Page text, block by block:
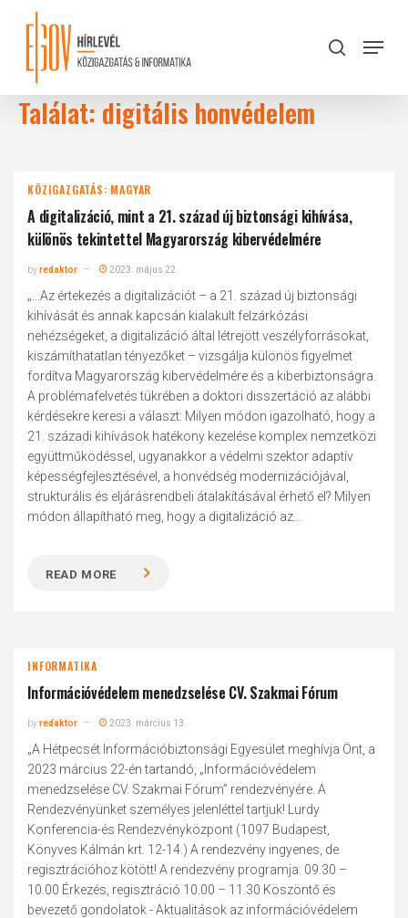
content
search
Menu
Találat: digitális honvédelem
KÖZIGAZGATÁS: MAGYAR
A digitalizáció, mint a 21. század új biztonsági kihívása,
különös tekintettel Magyarország kibervédelmére
byredaktor 2023. május 22.
„...Az értekezés a digitalizációt – a 21. század új biztonsági
kihívását és annak kapcsán kialakult felzárkózási
nehézségeket, a digitalizáció által létrejött veszélyforrásokat,
kiszámíthatatlan tényezőket – vizsgálja különös figyelmet
fordítva Magyarország kibervédelmére és a kiberbiztonságra.
A problémafelvetés tükrében a doktori disszertáció az alábbi
kérdésekre keresi a választ: Milyen módon igazolható, hogy a
21. századi kihívások hatékony kezelése komplex nemzetközi
együttműködéssel, ugyanakkor a védelmi szektor adaptív
képességfejlesztésével, a honvédség modernizációjával,
strukturális és eljárásrendbeli átalakításával érhető el? Milyen
módon állapítható meg, hogy a digitalizáció az...
READ MORE
INFORMATIKA
Információvédelem menedzselése CV. Szakmai Fórum
byredaktor 2023. március 13.
„A Hétpecsét Információbiztonsági Egyesület meghívja Önt, a
2023 március 22-én tartandó, „Információvédelem
menedzselése CV. Szakmai Fórum” rendezvényére. A
Rendezvényünket személyes jelenléttel tartjuk! Lurdy
Konferencia-és Rendezvényközpont (1097 Budapest,
Könyves Kálmán krt. 12-14.) A rendezvény ingyenes, de
regisztrációhoz kötött! A rendezvény programja: 09.30 –
10.00 Érkezés, regisztráció 10.00 – 11.30 Köszöntő és
bevezető gondolatok - Aktualitások az információvédelem
Close